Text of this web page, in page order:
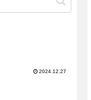
2024.12.27